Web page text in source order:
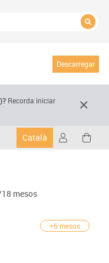
Descarregar
? Recorda iniciar
Català
mesos
+6 mesos